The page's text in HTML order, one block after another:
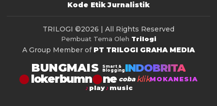
Kode Etik Jurnalistik
TRILOGI ©2026 | All Rights Reserved
Pembuat Tema Oleh Trilogi
A Group Member of PT TRILOGI GRAHA MEDIA
BUNGMAIS
Smart &
Blogging INDOBRITA
lokerbumn coba klikMOKANESIA
play
music